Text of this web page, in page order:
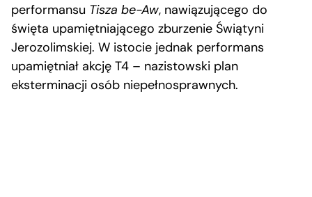
performansu Tisza be-Aw, nawiązującego do
święta upamiętniającego zburzenie Świątyni
Jerozolimskiej. W istocie jednak performans
upamiętniał akcję T4 – nazistowski plan
eksterminacji osób niepełnosprawnych.